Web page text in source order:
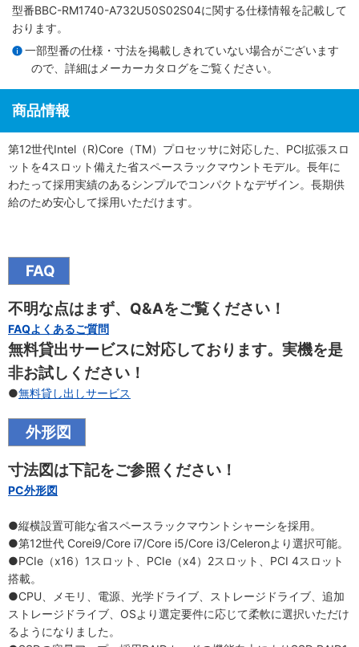
型番BBC-RM1740-A732U50S02S04に関する仕様情報を記載して
おります。
一部型番の仕様・寸法を掲載しきれていない場合がございます
ので、詳細は メーカーカタログをご覧ください。
商品情報
第12世代Intel（R)Core（TM）プロセッサに対応した、PCI拡張スロ
ットを4スロット備えた省スペースラックマウントモデル。長年に
わたって採用実績のあるシンプルでコンパクトなデザイン。長期供
給のため安心して採用いただけます。
FAQ
不明な点はまず、Q&Aをご覧ください！
FAQよくあるご質問
無料貸出サービスに対応しております。実機を是
非お試しください！
●無料貸し出しサービス
外形図
寸法図は下記をご参照ください！
PC外形図
●縦横設置可能な省スペースラックマウントシャーシを採用。
●第12世代 Corei9/Core i7/Core i5/Core i3/Celeronより選択可能。
●PCIe（x16）1スロット、PCIe（x4）2スロット、PCI 4スロット
搭載。
●CPU、メモリ、電源、光学ドライブ、ストレージドライブ、追加
ストレージドライブ、OSより選定要件に応じて柔軟に選択いただけ
るようになりました。